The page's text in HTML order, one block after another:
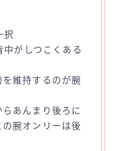
択
中がしつこくある
を維持するのが腕
あんまり後ろに
腕オンリーは後